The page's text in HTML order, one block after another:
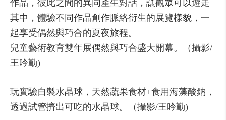
作品，彼此之間的異同產生對話，讓觀眾可以遊走
其中，體驗不同作品創作脈絡衍生的展覽樣貌，一
起享受偶然與巧合的夏夜旅程。
兒童藝術教育雙年展偶然與巧合盛大開幕。（攝影/
王吟勤)
玩實驗自製水晶球，天然蔬果食材+食用海藻酸鈉，
透過試管擠出可吃的水晶球。（攝影/王吟勤)